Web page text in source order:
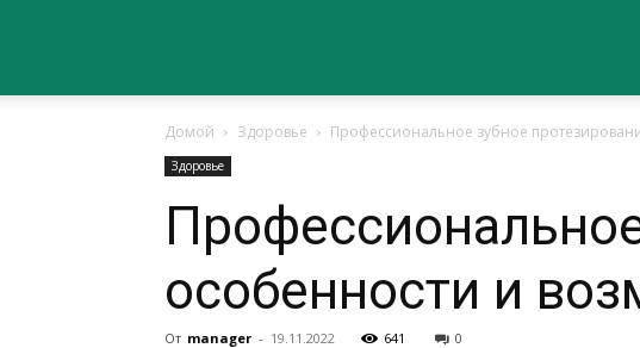
о
здоровье
Домой Здоровье Профессиональное зубное
Здоровье
особенности и
От manager - 19.11.2022 641 0